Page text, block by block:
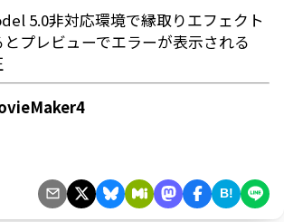
5.0非対応環境で縁取りエフェクト
プレビューでエラーが表示される
B!